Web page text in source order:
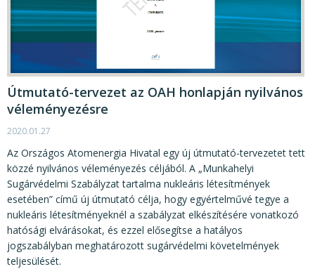
Útmutató-tervezet az OAH honlapján nyilvános
véleményezésre
2020.01.27
Az Országos Atomenergia Hivatal egy új útmutató-tervezetet tett
közzé nyilvános véleményezés céljából. A „Munkahelyi
Sugárvédelmi Szabályzat tartalma nukleáris létesítmények
esetében” című új útmutató célja, hogy egyértelművé tegye a
nukleáris létesítményeknél a szabályzat elkészítésére vonatkozó
hatósági elvárásokat, és ezzel elősegítse a hatályos
jogszabályban meghatározott sugárvédelmi követelmények
teljesülését.